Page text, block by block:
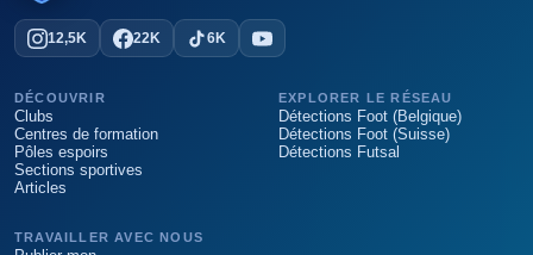
12,5K 22K 6K
DÉCOUVRIR
Clubs
Centres de formation
Pôles espoirs
Sections sportives
Articles
EXPLORER LE RÉSEAU
Détections Foot (Belgique)
Détections Foot (Suisse)
Détections Futsal
TRAVAILLER AVEC NOUS